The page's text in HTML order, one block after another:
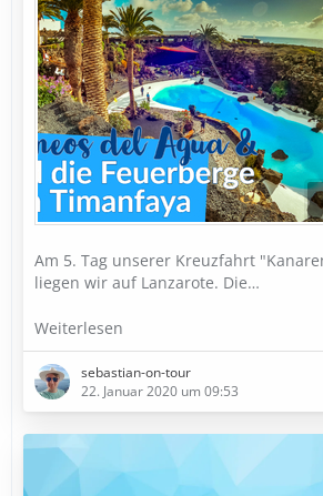
Am 5. Tag unserer Kreuzfahrt
liegen wir auf Lanzarote. Die…
Weiterlesen
sebastian-on-tour
22. Januar 2020 um 09:53